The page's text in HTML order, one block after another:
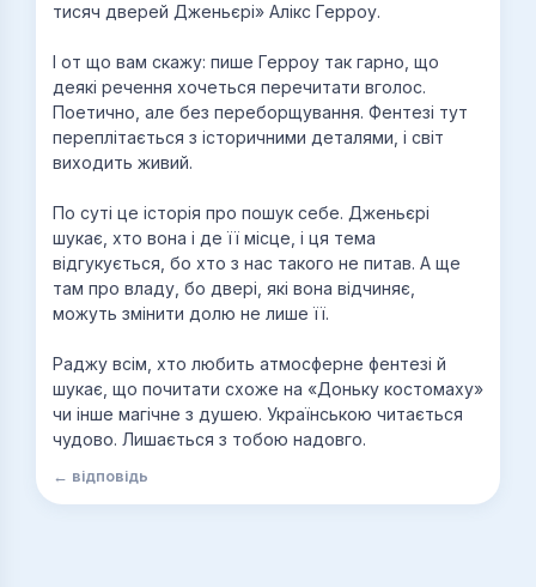
тисяч дверей Дженьєрі» Алікс Герроу.
І от що вам скажу: пише Герроу так гарно, що
деякі речення хочеться перечитати вголос.
Поетично, але без переборщування. Фентезі тут
переплітається з історичними деталями, і світ
виходить живий.
По суті це історія про пошук себе. Дженьєрі
шукає, хто вона і де її місце, і ця тема
відгукується, бо хто з нас такого не питав. А ще
там про владу, бо двері, які вона відчиняє,
можуть змінити долю не лише її.
Раджу всім, хто любить атмосферне фентезі й
шукає, що почитати схоже на «Доньку костомаху»
чи інше магічне з душею. Українською читається
чудово. Лишається з тобою надовго.
← відповідь